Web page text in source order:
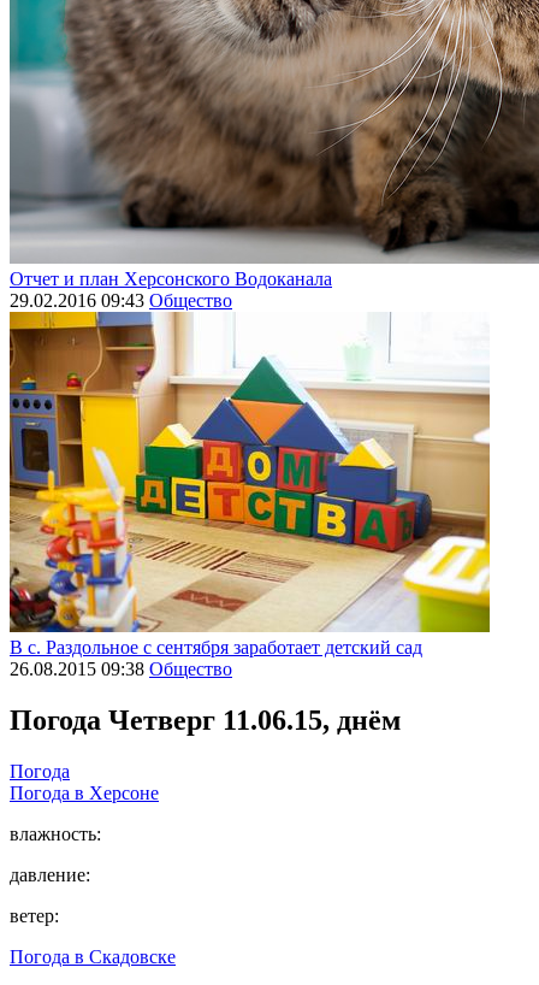
Отчет и план Херсонского Водоканала
29.02.2016 09:43 Общество
В с. Раздольное с сентября заработает детский сад
26.08.2015 09:38 Общество
Погода Четверг 11.06.15, днём
Погода
Погода в Херсоне
влажность:
давление:
ветер:
Погода в Скадовске